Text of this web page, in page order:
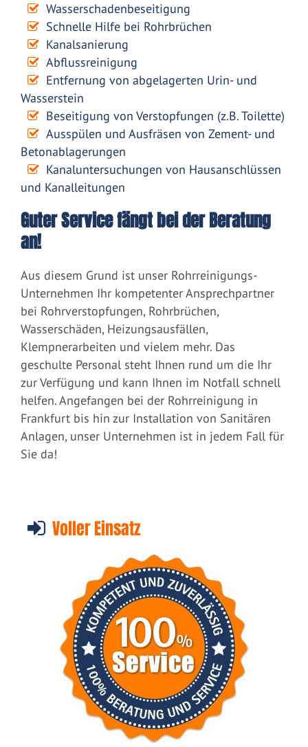
Wasserschadenbeseitigung
Schnelle Hilfe bei Rohrbrüchen
Kanalsanierung
Abflussreinigung
Entfernung von abgelagerten Urin- und
Wasserstein
Beseitigung von Verstopfungen (z.B. Toilette)
Ausspülen und Ausfräsen von Zement- und
Betonablagerungen
Kanaluntersuchungen von Hausanschlüssen
und Kanalleitungen
Guter Service fängt bei der Beratung
an!
Aus diesem Grund ist unser Rohrreinigungs-
Unternehmen Ihr kompetenter Ansprechpartner
bei Rohrverstopfungen, Rohrbrüchen,
Wasserschäden, Heizungsausfällen,
Klempnerarbeiten und vielem mehr. Das
geschulte Personal steht Ihnen rund um die Ihr
zur Verfügung und kann Ihnen im Notfall schnell
helfen. Angefangen bei der Rohrreinigung in
Frankfurt bis hin zur Installation von Sanitären
Anlagen, unser Unternehmen ist in jedem Fall für
Sie da!
Voller Einsatz